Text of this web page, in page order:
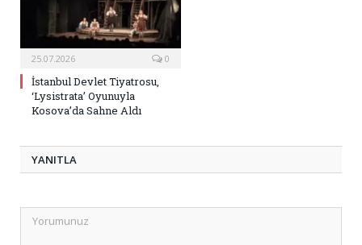
25.07.2026 0
İstanbul Devlet Tiyatrosu,
‘Lysistrata’ Oyunuyla
Kosova’da Sahne Aldı
YANITLA